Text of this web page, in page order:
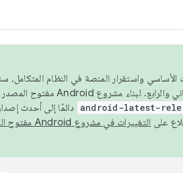
الثابت الأساسي واستقرار المنصة في النظام
android-latest- دائمًا إلى أحدث
التغييرات في مشروع Android مفتوح المصدر